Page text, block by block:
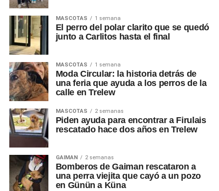
MASCOTAS 1 semana
El perro del polar clarito que se quedó
junto a Carlitos hasta el final
MASCOTAS 1 semana
Moda Circular: la historia detrás de
una feria que ayuda a los perros de la
calle en Trelew
MASCOTAS 2 semanas
Piden ayuda para encontrar a Firulais
rescatado hace dos años en Trelew
GAIMAN 2 semanas
Bomberos de Gaiman rescataron a
una perra viejita que cayó a un pozo
en Günün a Küna